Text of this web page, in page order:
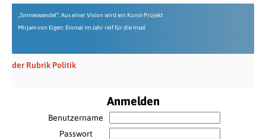
„Sinneswandel“: Aus einer Vision wird ein Kunst-Projekt
Mirjam von Eigen: Einmal im Jahr reif für die Insel
der Rubrik Politik
Anmelden
Benutzername
Passwort